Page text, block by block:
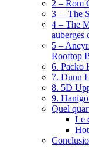
2 – Rom
3 – The
4 – The
auberges
5 –
Rooftop
6. Packo
7. Dunu
8. 5D
9.
Quel
Le